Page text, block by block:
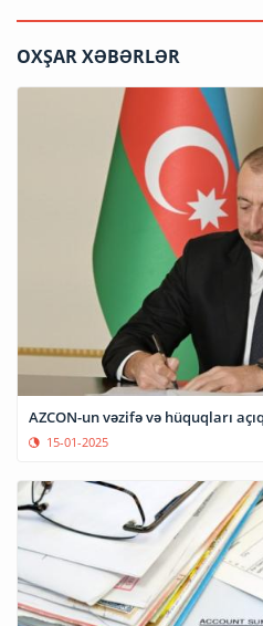
OXŞAR XƏBƏRLƏR
AZCON-un vəzifə və hüquqları
15-01-2025